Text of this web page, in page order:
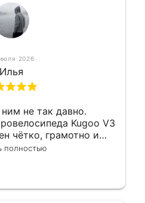
2026
Илья
не так давно.
Kugoo V3
чётко, грамотно и
Всё сделано
полностью